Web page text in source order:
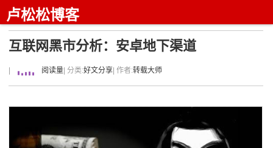
卢松松博客
互联网黑市分析：安卓地下渠道
阅读量 | 分类:好文分享 | 作者:转载大师